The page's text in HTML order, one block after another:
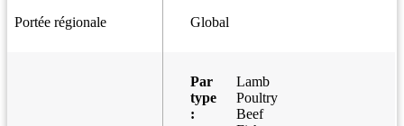
Portée régionale Global
Par
type
:
Lamb
Poultry
Beef